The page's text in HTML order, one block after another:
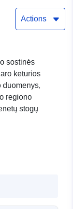
Actions
sostinės
keturios
duomenys,
regiono
stogų